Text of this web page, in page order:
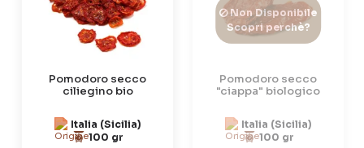
Pomodoro secco
ciliegino bio
Italia (Sicilia)
100 gr
Non Disponibile
Scopri perchè?
Pomodoro secco
"ciappa" biologico
Italia (Sicilia)
100 gr